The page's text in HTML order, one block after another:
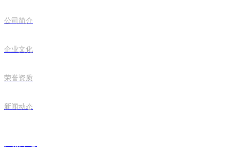
公司简介
企业文化
荣誉资质
新闻动态